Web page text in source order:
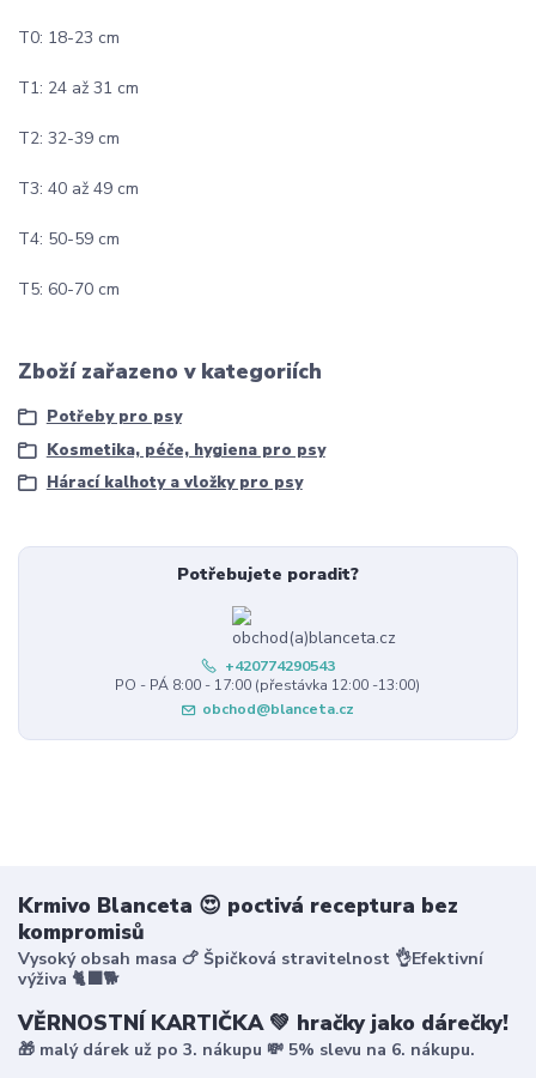
T0: 18-23 cm
T1: 24 až 31 cm
T2: 32-39 cm
T3: 40 až 49 cm
T4: 50-59 cm
T5: 60-70 cm
Zboží zařazeno v kategoriích
Potřeby pro psy
Kosmetika, péče, hygiena pro psy
Hárací kalhoty a vložky pro psy
Potřebujete poradit?
+420774290543
PO - PÁ 8:00 - 17:00 (přestávka 12:00 -13:00)
obchod@blanceta.cz
Krmivo Blanceta 😍 poctivá receptura bez
kompromisů
Vysoký obsah masa 🍗 Špičková stravitelnost 👌Efektivní
výživa 🐈‍⬛🐕
VĚRNOSTNÍ KARTIČKA 💚 hračky jako dárečky!
🎁 malý dárek už po 3. nákupu 💸 5% slevu na 6. nákupu.